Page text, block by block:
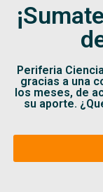
Periferia
gracias a una
los meses, de
su aporte.